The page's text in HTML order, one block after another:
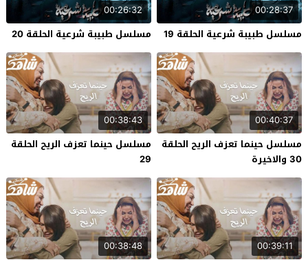
00:28:37
مسلسل طبيبة شرعية الحلقة 19
00:26:32
مسلسل طبيبة شرعية الحلقة 20
00:40:37
مسلسل حينما تعزف الريح الحلقة
30 والاخيرة
00:38:43
مسلسل حينما تعزف الريح الحلقة
29
00:39:11
00:38:48